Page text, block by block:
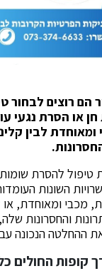
רוצים לבחור
או הסרת נגעי
לבין
להסרת שומות,
השונות
מכבי ומאוחדת, או
והחסרונות
ההחלטה הנכונה
קופות החולים